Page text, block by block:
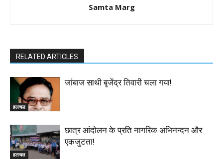
Samta Marg
RELATED ARTICLES
हलचल
जांबाज साथी बृजेंद्र तिवारी चला गया!
हलचल
छात्र आंदोलन के प्रति नागरिक अभिनन्दन और
एकजुटता!